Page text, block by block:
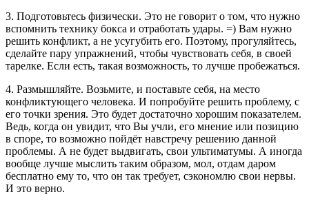
3. Подготовьтесь физически. Это не говорит о том, что нужно
вспомнить технику бокса и отработать удары. =) Вам нужно
решить конфликт, а не усугубить его. Поэтому, прогуляйтесь,
сделайте пару упражнений, чтобы чувствовать себя, в своей
тарелке. Если есть, такая возможность, то лучше пробежаться.
4. Размышляйте. Возьмите, и поставьте себя, на место
конфликтующего человека. И попробуйте решить проблему, с
его точки зрения. Это будет достаточно хорошим показателем.
Ведь, когда он увидит, что Вы учли, его мнение или позицию
в споре, то возможно пойдёт навстречу решению данной
проблемы. А не будет выдвигать, свои ультиматумы. А иногда
вообще лучше мыслить таким образом, мол, отдам даром
бесплатно ему то, что он так требует, сэкономлю свои нервы.
И это верно.